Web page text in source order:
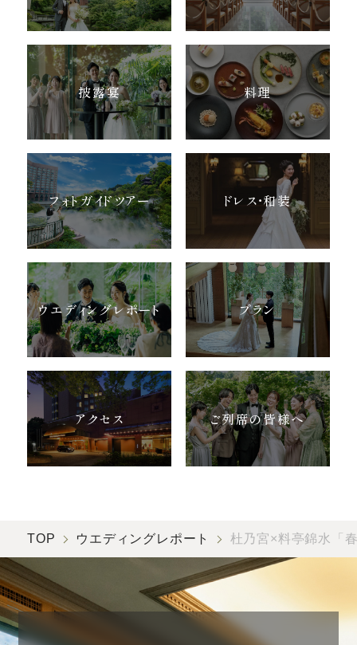
披露宴 料理
フォトガイドツアー ドレス・和装
ウエディングレポート プラン
アクセス ご列席の皆様へ
TOP ウエディングレポート 杜乃宮×料亭錦水「